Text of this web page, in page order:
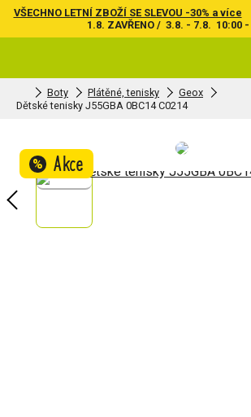
VŠECHNO LETNÍ ZBOŽÍ SE SLEVOU -30% a více
1.8. ZAVŘENO / 3.8. - 7.8. 10:00 -
Boty Plátěné, tenisky
Geox
Dětské tenisky J55GBA 0BC14 C0214
% Akce